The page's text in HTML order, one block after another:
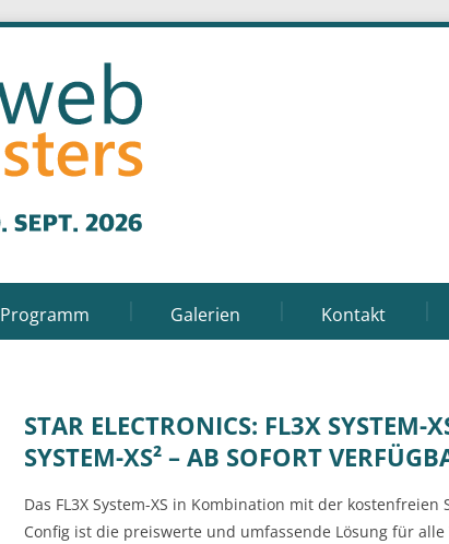
Programm Galerien Kontakt
STAR ELECTRONICS: FL3X SYSTEM-
SYSTEM-XS² – AB SOFORT
Das FL3X System-XS in Kombination mit der kostenfreien
Config ist die preiswerte und umfassende Lösung für